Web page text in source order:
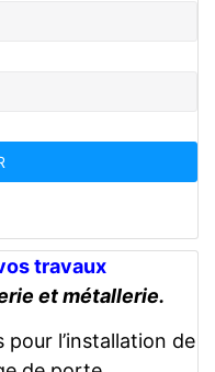
travaux
et métallerie.
pour l’installation de